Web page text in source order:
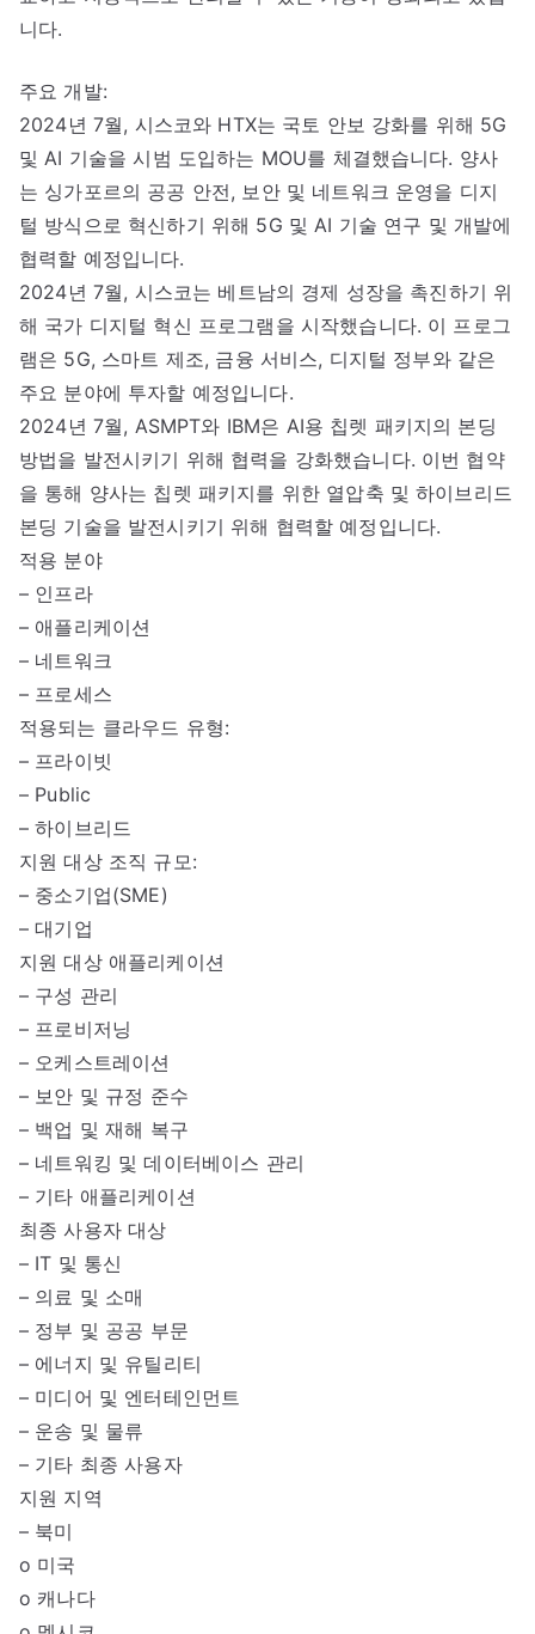
니다.
주요 개발:
2024년 7월, 시스코와 HTX는 국토 안보 강화를 위해 5G
및 AI 기술을 시범 도입하는 MOU를 체결했습니다. 양사
는 싱가포르의 공공 안전, 보안 및 네트워크 운영을 디지
털 방식으로 혁신하기 위해 5G 및 AI 기술 연구 및 개발에
협력할 예정입니다.
2024년 7월, 시스코는 베트남의 경제 성장을 촉진하기 위
해 국가 디지털 혁신 프로그램을 시작했습니다. 이 프로그
램은 5G, 스마트 제조, 금융 서비스, 디지털 정부와 같은
주요 분야에 투자할 예정입니다.
2024년 7월, ASMPT와 IBM은 AI용 칩렛 패키지의 본딩
방법을 발전시키기 위해 협력을 강화했습니다. 이번 협약
을 통해 양사는 칩렛 패키지를 위한 열압축 및 하이브리드
본딩 기술을 발전시키기 위해 협력할 예정입니다.
적용 분야
– 인프라
– 애플리케이션
– 네트워크
– 프로세스
적용되는 클라우드 유형:
– 프라이빗
– Public
– 하이브리드
지원 대상 조직 규모:
– 중소기업(SME)
– 대기업
지원 대상 애플리케이션
– 구성 관리
– 프로비저닝
– 오케스트레이션
– 보안 및 규정 준수
– 백업 및 재해 복구
– 네트워킹 및 데이터베이스 관리
– 기타 애플리케이션
최종 사용자 대상
– IT 및 통신
– 의료 및 소매
– 정부 및 공공 부문
– 에너지 및 유틸리티
– 미디어 및 엔터테인먼트
– 운송 및 물류
– 기타 최종 사용자
지원 지역
– 북미
o 미국
o 캐나다